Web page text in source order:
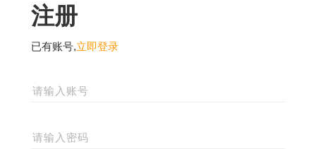
注册
已有账号,立即登录